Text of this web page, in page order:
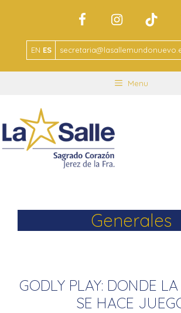
EN ES
Menu
Generales
GODLY PLAY: DONDE
SE HACE